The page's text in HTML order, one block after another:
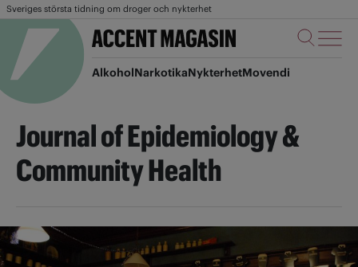
Sveriges största tidning om droger och nykterhet
AlkoholNarkotikaNykterhetMovendi
Journal of Epidemiology &
Community Health